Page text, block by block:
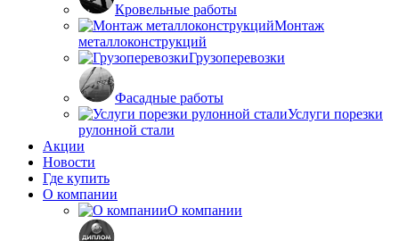
Кровельные работы
Монтаж
металлоконструкций
Грузоперевозки
Фасадные работы
Услуги порезки
рулонной стали
Акции
Новости
Где купить
О компании
О компании